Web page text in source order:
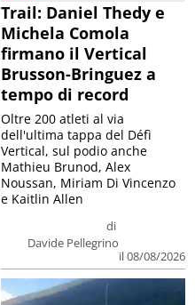
Trail: Daniel Thedy e
Michela Comola
firmano il Vertical
Brusson-Bringuez a
tempo di record
di
Davide Pellegrino
il 08/08/2026
Oltre 200 atleti al via
dell'ultima tappa del Défì
Vertical, sul podio anche
Mathieu Brunod, Alex
Noussan, Miriam Di Vincenzo
e Kaitlin Allen